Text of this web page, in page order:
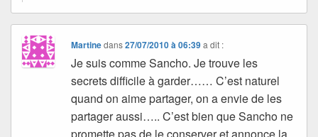
Martinedans27/07/2010 à 06:39 a dit :
Je suis comme Sancho. Je trouve les
secrets difficile à garder…… C’est naturel
quand on aime partager, on a envie de les
partager aussi….. C’est bien que Sancho ne
promette pas de le conserver et annonce la